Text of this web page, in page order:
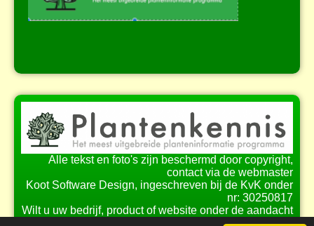
Alle tekst en foto's zijn beschermd door copyright,
contact via de webmaster
Koot Software Design, ingeschreven bij de KvK onder
nr: 30250817
Wilt u uw bedrijf, product of website onder de aandacht
brengen bij onze bezoekers?